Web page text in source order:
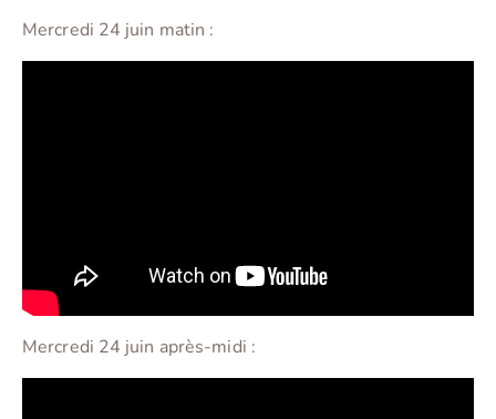
Mercredi 24 juin matin :
Mercredi 24 juin après-midi :